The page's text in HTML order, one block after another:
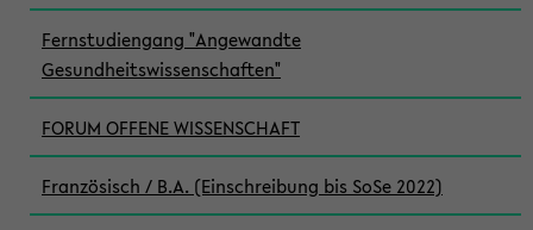
Fernstudiengang "Angewandte
Gesundheitswissenschaften"
FORUM OFFENE WISSENSCHAFT
Französisch / B.A. (Einschreibung bis SoSe 2022)